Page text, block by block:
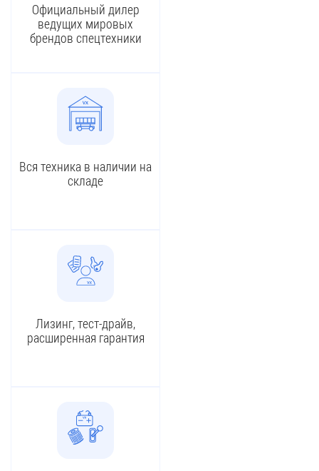
Официальный дилер
ведущих мировых
брендов спецтехники
Вся техника в наличии на
складе
Лизинг, тест-драйв,
расширенная гарантия